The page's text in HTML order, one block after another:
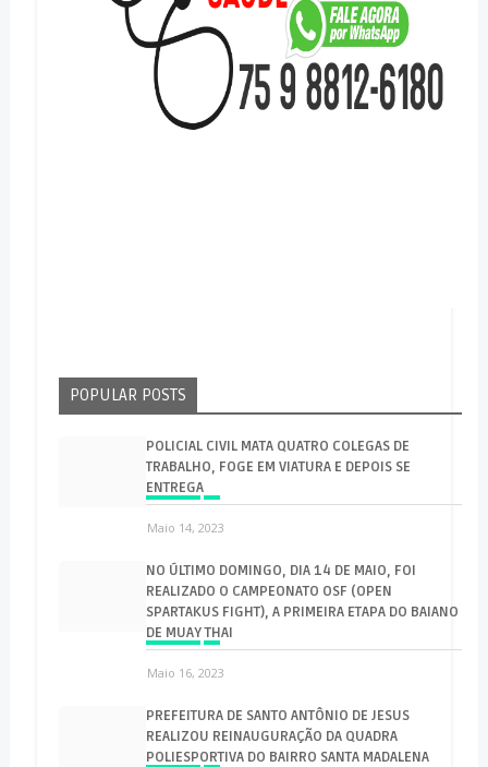
POPULAR POSTS
POLICIAL CIVIL MATA QUATRO COLEGAS DE
TRABALHO, FOGE EM VIATURA E DEPOIS SE
ENTREGA
Maio 14, 2023
NO ÚLTIMO DOMINGO, DIA 14 DE MAIO, FOI
REALIZADO O CAMPEONATO OSF (OPEN
SPARTAKUS FIGHT), A PRIMEIRA ETAPA DO BAIANO
DE MUAY THAI
Maio 16, 2023
PREFEITURA DE SANTO ANTÔNIO DE JESUS
REALIZOU REINAUGURAÇÃO DA QUADRA
POLIESPORTIVA DO BAIRRO SANTA MADALENA